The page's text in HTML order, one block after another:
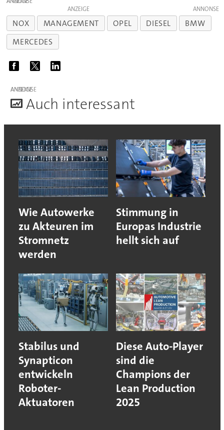
ANZEIGE
NOX MANAGEMENT OPEL DIESEL
BMW
MERCEDES
ANZEIGE
Auch interessant
Wie Autowerke
zu Akteuren im
Stromnetz
werden
Stimmung in
Europas Industrie
hellt sich auf
Stabilus und
Synapticon
entwickeln
Roboter-
Aktuatoren
Diese Auto-Player
sind die
Champions der
Lean Production
2025